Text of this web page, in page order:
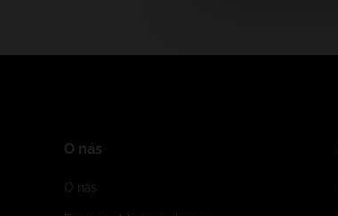
O nás
O nás